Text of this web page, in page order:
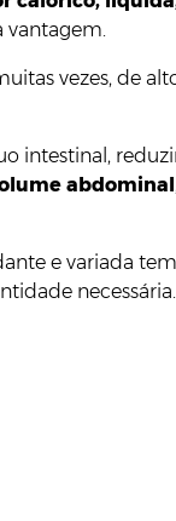
vezes, de
intestinal,
abdominal
e variada
necessária.